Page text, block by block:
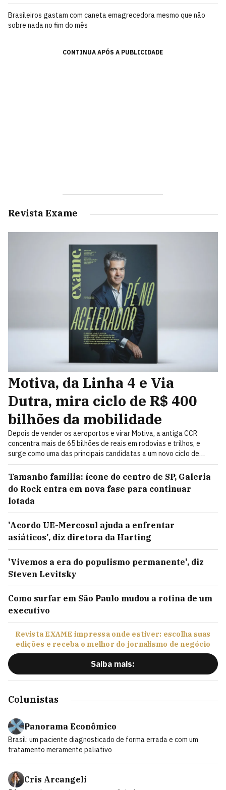
Brasileiros gastam com caneta emagrecedora mesmo que não
sobre nada no fim do mês
CONTINUA APÓS A PUBLICIDADE
Revista Exame
Motiva, da Linha 4 e Via
Dutra, mira ciclo de R$ 400
bilhões da mobilidade
Depois de vender os aeroportos e virar Motiva, a antiga CCR
concentra mais de 65 bilhões de reais em rodovias e trilhos, e
surge como uma das principais candidatas a um novo ciclo de
mobilidade de 400 bilhões de reais
Tamanho família: ícone do centro de SP, Galeria
do Rock entra em nova fase para continuar
lotada
'Acordo UE-Mercosul ajuda a enfrentar
asiáticos', diz diretora da Harting
'Vivemos a era do populismo permanente', diz
Steven Levitsky
Como surfar em São Paulo mudou a rotina de um
executivo
Revista EXAME impressa onde estiver: escolha suas
edições e receba o melhor do jornalismo de negócio
Saiba mais:
Colunistas
Panorama Econômico
Brasil: um paciente diagnosticado de forma errada e com um
tratamento meramente paliativo
Cris Arcangeli